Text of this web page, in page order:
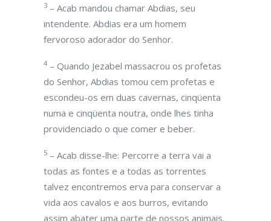
3 – Acab mandou chamar Abdias, seu
intendente. Abdias era um homem
fervoroso adorador do Senhor.
4 – Quando Jezabel massacrou os profetas
do Senhor, Abdias tomou cem profetas e
escondeu-os em duas cavernas, cinqüenta
numa e cinqüenta noutra, onde lhes tinha
providenciado o que comer e beber.
5 – Acab disse-lhe: Percorre a terra vai a
todas as fontes e a todas as torrentes
talvez encontremos erva para conservar a
vida aos cavalos e aos burros, evitando
assim abater uma parte de nossos animais.